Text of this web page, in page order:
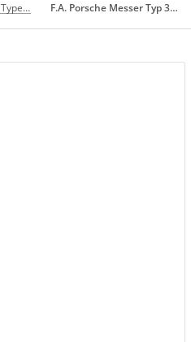
F.A. Porsche Messer - Type 301 F.A. Porsche Messer Typ 301 / P-17 Bratengabel gerade